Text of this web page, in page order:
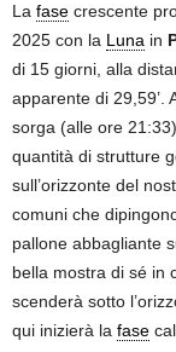
La fase crescente
2025 con la Luna in
di 15 giorni, alla
apparente di 29,59’.
sorga (alle ore
quantità di strutture
sull’orizzonte del
comuni che
pallone abbagliante
bella mostra di sé in
scenderà sotto
qui inizierà la fase